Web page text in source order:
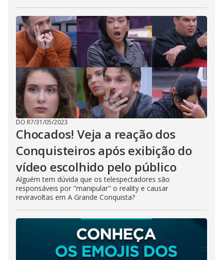
DO R7/31/05/2023
Chocados! Veja a reação dos
Conquisteiros após exibição do
vídeo escolhido pelo público
Alguém tem dúvida que os telespectadores são
responsáveis por "manipular" o reality e causar
reviravoltas em A Grande Conquista?